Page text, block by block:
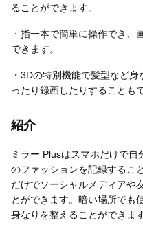
ることができます。
・指一本で簡単に操作でき、
できます。
・3Dの特別機能で髪型など
ったり録画したりすることも
紹介
ミラー Plusはスマホだけで
のファッションを記録するこ
だけでソーシャルメディアや
とができます。暗い場所でも
身なりを整えることができます